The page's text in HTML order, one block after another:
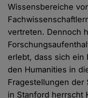
Wissensbereiche
vertreten. Dennoch
erlebt, dass sich ein
den Humanities in
Fragestellungen der
in Stanford herrscht